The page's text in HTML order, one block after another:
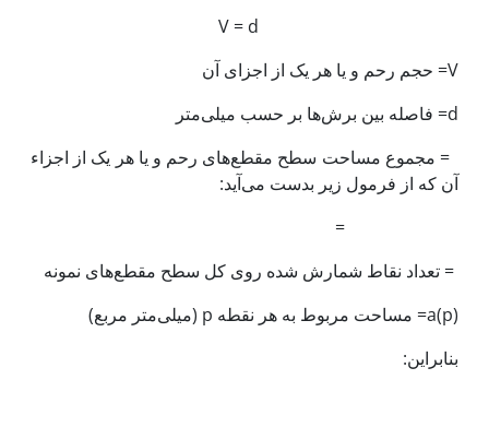
V= حجم رحم و یا هر یک از اجزای آن
d= فاصله بین برش‌ها بر حسب میلی‌متر
= مجموع مساحت سطح مقطع‌های رحم و یا هر یک از اجزاء
آن که از فرمول زیر بدست می‌آید:
=
= تعداد نقاط شمارش شده روی کل سطح مقطع‌های نمونه
a(p)= مساحت مربوط به هر نقطه p (میلی‌متر مربع)
بنابراین: